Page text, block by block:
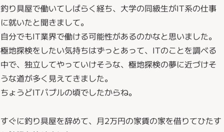
釣り具屋で働いてしばらく経ち、大学の同級生がIT系の仕事
に就いたと聞きまして。
自分でもIT業界で働ける可能性があるのかなと思いました。
極地探検をしたい気持ちはずっとあって、ITのことを調べる
中で、独立してやっていけそうな、極地探検の夢に近づけそ
うな道が多く見えてきました。
ちょうどITバブルの頃でしたからね。
すぐに釣り具屋を辞めて、月2万円の家賃の家を借りてひたす